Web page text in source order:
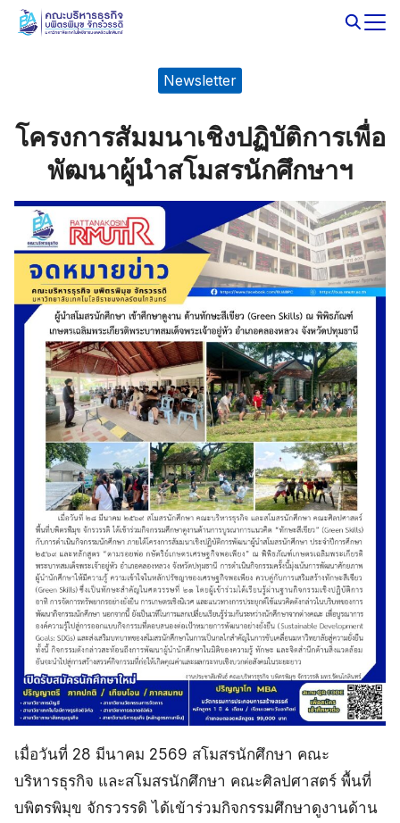
Skip
Newsletter
โครงการสัมมนาเชิงปฏิบัติการเพื่อ
พัฒนาผู้นำสโมสรนักศึกษาฯ
เมื่อวันที่ 28 มีนาคม 2569 สโมสรนักศึกษา คณะ
บริหารธุรกิจ และสโมสรนักศึกษา คณะศิลปศาสตร์ พื้นที่
บพิตรพิมุข จักรวรรดิ ได้เข้าร่วมกิจกรรมศึกษาดูงานด้าน